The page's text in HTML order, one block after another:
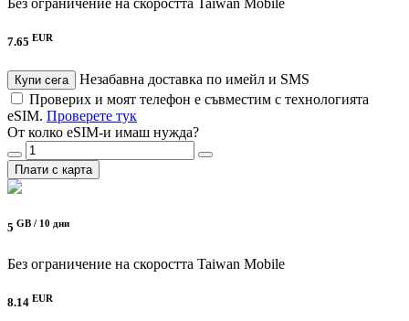
Без ограничение на скоростта Taiwan Mobile
7.65 EUR
Купи сега
Незабавна доставка по имейл и SMS
Проверих и моят телефон е съвместим с технологията
eSIM. Проверете тук
От колко eSIM-и имаш нужда?
Плати с карта
5 GB / 10 дни
Без ограничение на скоростта Taiwan Mobile
8.14 EUR